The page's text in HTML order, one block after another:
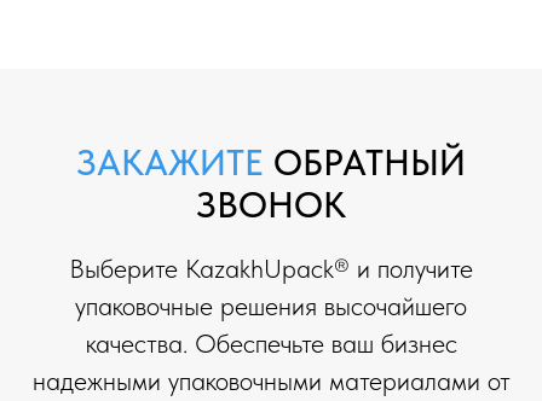
ЗАКАЖИТЕ ОБРАТНЫЙ
ЗВОНОК
Выберите KazakhUpack® и получите
упаковочные решения высочайшего
качества. Обеспечьте ваш бизнес
надежными упаковочными материалами от